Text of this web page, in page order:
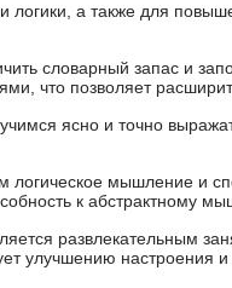
логики, а также для
словарный запас и
что позволяет
ясно и точно
мышление и
к абстрактному
развлекательным
улучшению настроения